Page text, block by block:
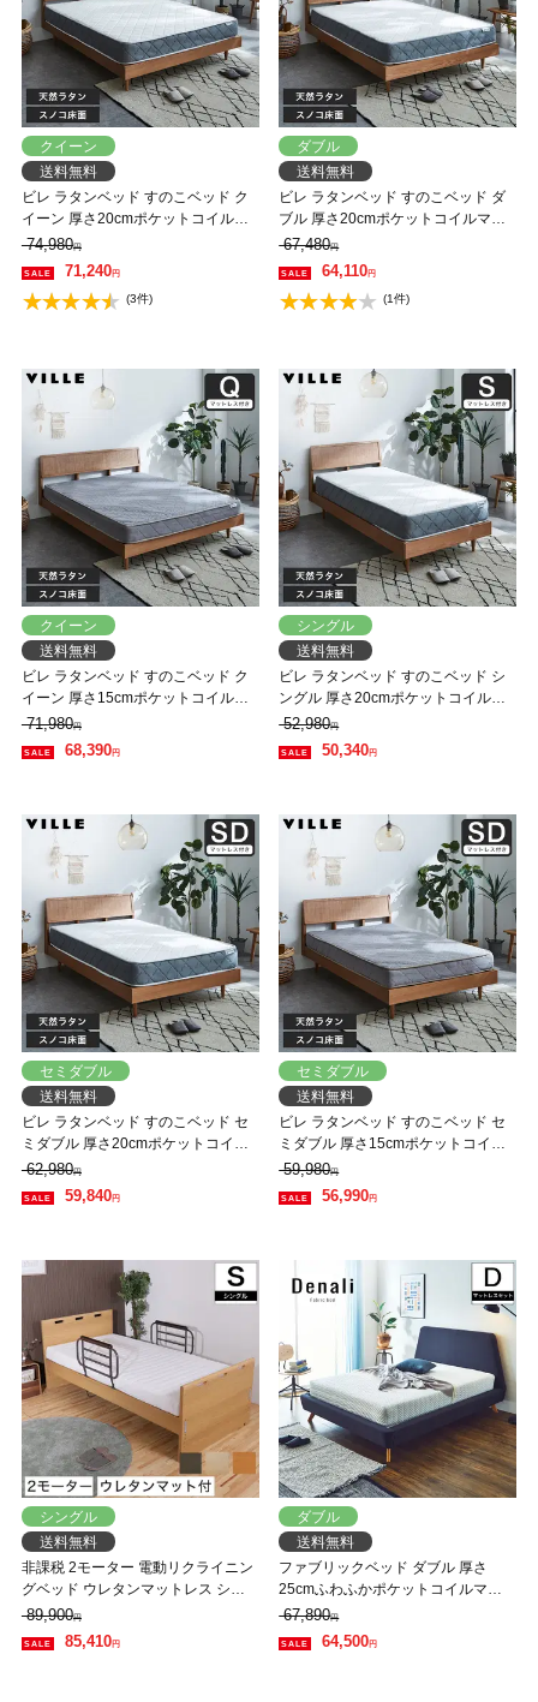
クイーン
送料無料
ビレ ラタンベッド すのこベッド ク
イーン 厚さ20cmポケットコイルマ
ットレスセット 木製 オーク材 【大
型家具配送】
74,980円
71,240円
(3件)
ダブル
送料無料
ビレ ラタンベッド すのこベッド ダ
ブル 厚さ20cmポケットコイルマッ
トレスセット 木製 オーク材 【大型
家具配送】
67,480円
64,110円
(1件)
クイーン
送料無料
ビレ ラタンベッド すのこベッド ク
イーン 厚さ15cmポケットコイルマ
ットレスセット 木製 オーク材 【大
型家具配送】
71,980円
68,390円
シングル
送料無料
ビレ ラタンベッド すのこベッド シ
ングル 厚さ20cmポケットコイルマ
ットレスセット 木製 オーク材 【大
型家具配送】
52,980円
50,340円
セミダブル
送料無料
ビレ ラタンベッド すのこベッド セ
ミダブル 厚さ20cmポケットコイル
マットレスセット 木製 オーク材
【大型家具配送】
62,980円
59,840円
セミダブル
送料無料
ビレ ラタンベッド すのこベッド セ
ミダブル 厚さ15cmポケットコイル
マットレスセット 木製 オーク材
【大型家具配送】
59,980円
56,990円
シングル
送料無料
非課税 2モーター 電動リクライニン
グベッド ウレタンマットレス シン
グル パネル型ベッド フラット 背上
げと脚上げが同時動作
89,900円
85,410円
ダブル
送料無料
ファブリックベッド ダブル 厚さ
25cmふわふかポケットコイルマッ
トレスセット 木製 すのこ ネイビー
ベッド ファブリックベッド ダブル
ベッド マットレスセット 木製ベッ
67,890円
64,500円